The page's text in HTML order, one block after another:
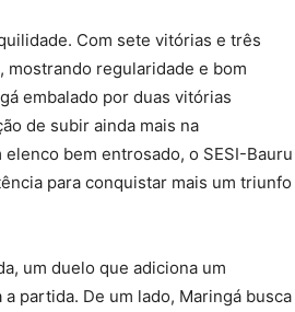
Com sete vitórias e três
mostrando regularidade e bom
embalado por duas vitórias
de subir ainda mais na
bem entrosado, o SESI-Bauru
para conquistar mais um triunfo
um duelo que adiciona um
partida. De um lado, Maringá busca